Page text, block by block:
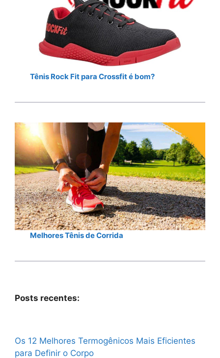
Tênis Rock Fit para Crossfit é bom?
Melhores Tênis de Corrida
Posts recentes:
Os 12 Melhores Termogênicos Mais Eficientes
para Definir o Corpo